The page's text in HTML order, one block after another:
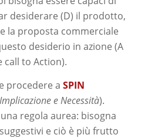
desiderare (D) il prodotto,
la proposta commerciale
desiderio in azione (A
call to Action).
procedere a SPIN
e Necessità).
regola aurea: bisogna
e ciò è più frutto